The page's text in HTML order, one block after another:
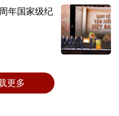
年国家级纪
更多